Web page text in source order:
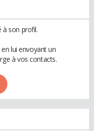
à son profil.
lui envoyant un
à vos contacts.